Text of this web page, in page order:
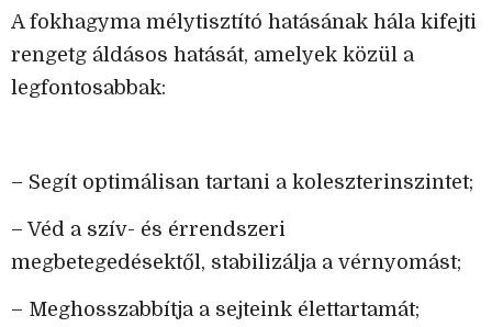
A fokhagyma mélytisztító hatásának hála kifejti
rengetg áldásos hatását, amelyek közül a
legfontosabbak:
– Segít optimálisan tartani a koleszterinszintet;
– Véd a szív- és érrendszeri
megbetegedésektől, stabilizálja a vérnyomást;
– Meghosszabbítja a sejteink élettartamát;